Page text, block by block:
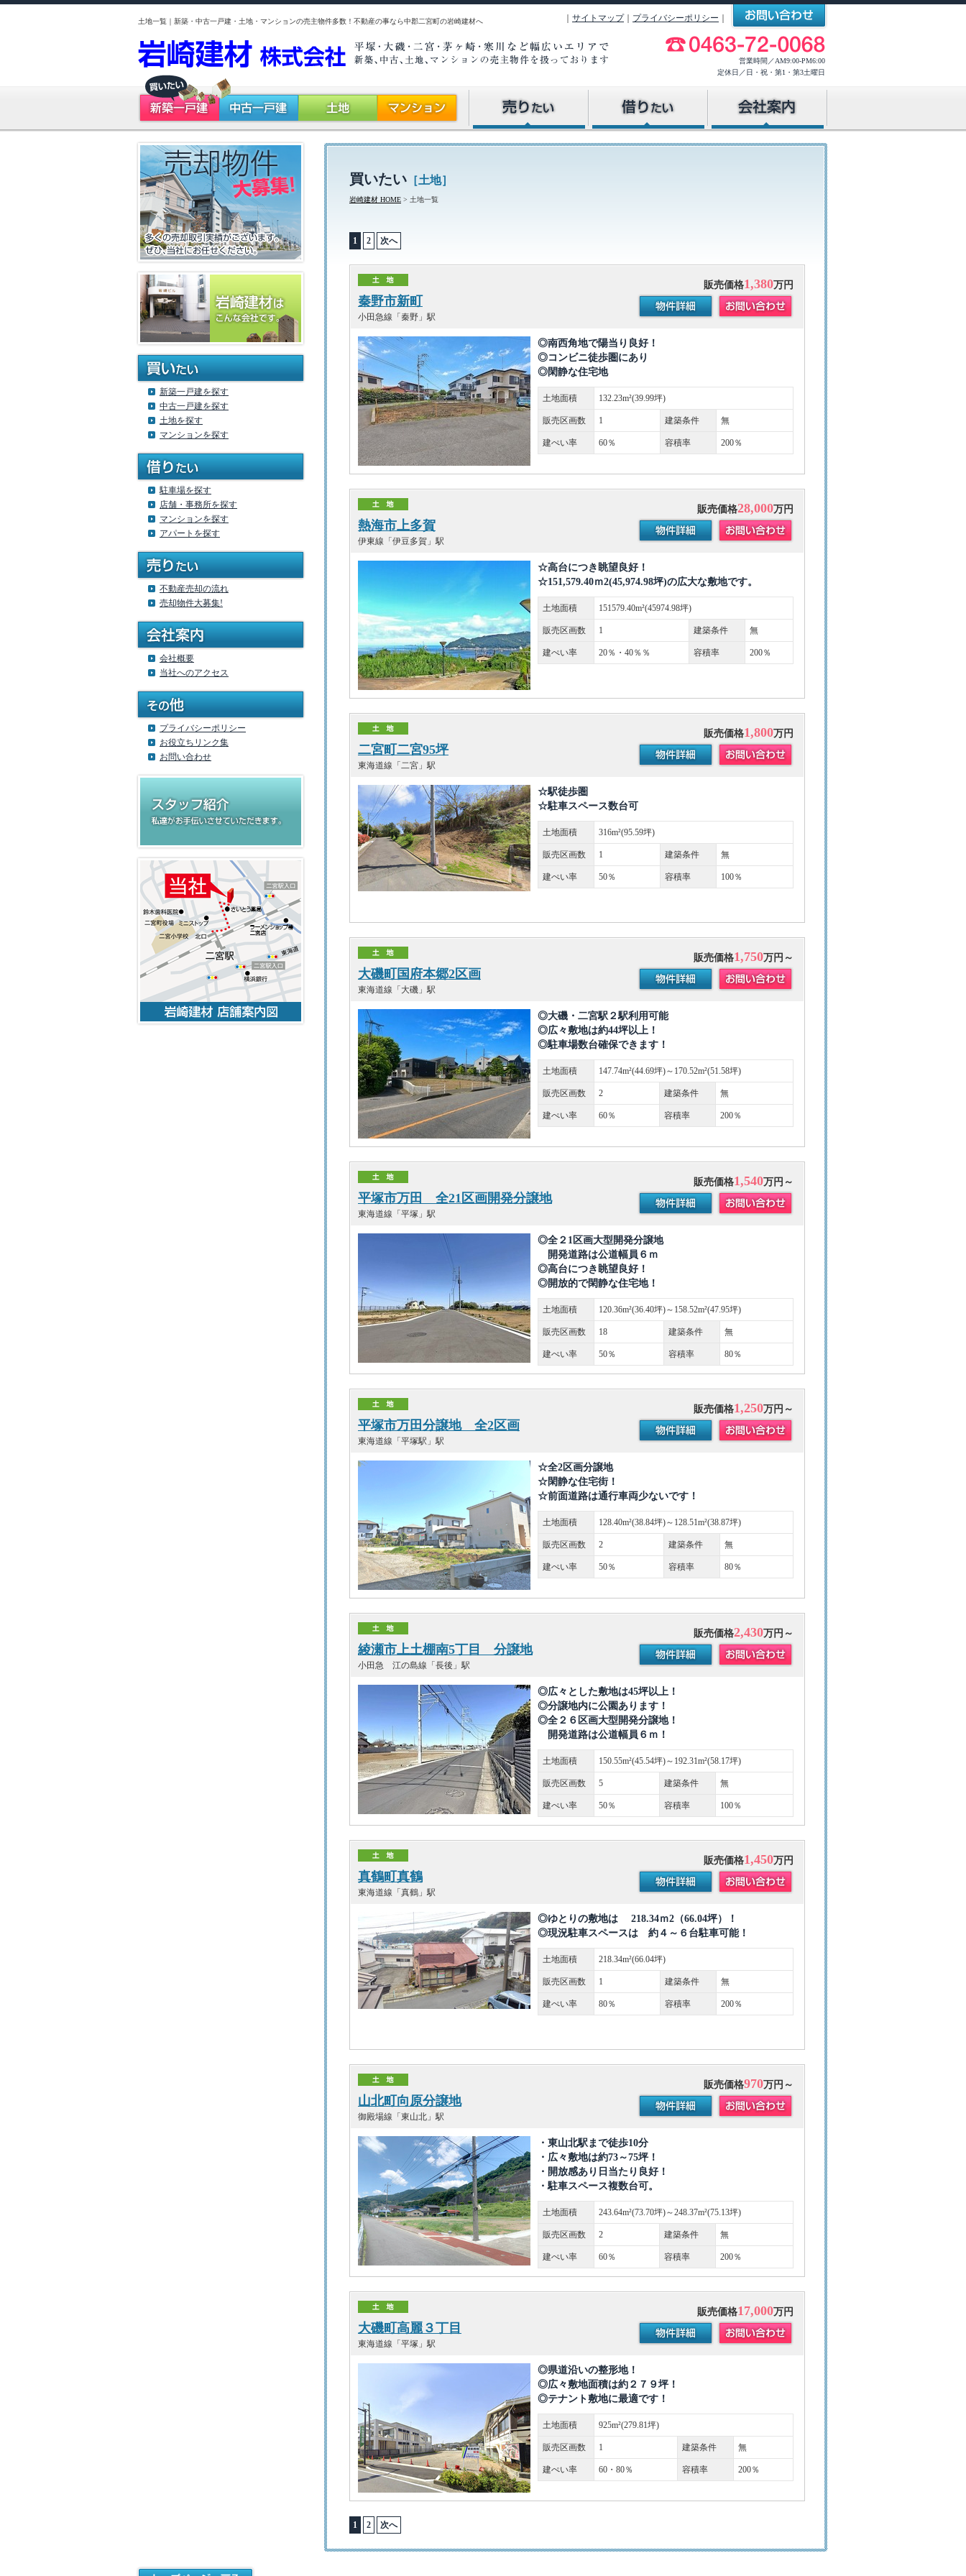
土地一覧｜新築・中古一戸建・土地・マンションの売主物件多数！不動産の事なら中郡二宮町の岩崎建材へ サイトマップ｜ プライバシーポリシー
営業時間／AM9:00-PM6:00
定休日／日・祝・第1・第3土曜日
新築一戸建を探す
中古一戸建を探す
土地を探す
マンションを探す
駐車場を探す
店舗・事務所を探す
マンションを探す
アパートを探す
不動産売却の流れ
売却物件大募集!
会社概要
当社へのアクセス
プライバシーポリシー
お役立ちリンク集
お問い合わせ
買いたい ［土地］
岩崎建材 HOME > 土地一覧
1 2 次へ
秦野市新町
小田急線「秦野」駅
販売価格1,380万円
◎南西角地で陽当り良好！
◎コンビニ徒歩圏にあり
◎閑静な住宅地
土地面積 132.23m²(39.99坪)
販売区画数 1 建築条件 無
建ぺい率 60％ 容積率 200％
熱海市上多賀
伊東線「伊豆多賀」駅
販売価格28,000万円
☆高台につき眺望良好！
☆151,579.40ｍ2(45,974.98坪)の広大な敷地です。
土地面積 151579.40m²(45974.98坪)
販売区画数 1 建築条件 無
建ぺい率 20％・40％％ 容積率 200％
二宮町二宮95坪
東海道線「二宮」駅
販売価格1,800万円
☆駅徒歩圏
☆駐車スペース数台可
土地面積 316m²(95.59坪)
販売区画数 1 建築条件 無
建ぺい率 50％ 容積率 100％
大磯町国府本郷2区画
東海道線「大磯」駅
販売価格1,750万円～
◎大磯・二宮駅２駅利用可能
◎広々敷地は約44坪以上！
◎駐車場数台確保できます！
土地面積 147.74m²(44.69坪)～170.52m²(51.58坪)
販売区画数 2 建築条件 無
建ぺい率 60％ 容積率 200％
平塚市万田 全21区画開発分譲地
東海道線「平塚」駅
販売価格1,540万円～
◎全２1区画大型開発分譲地
開発道路は公道幅員６ｍ
◎高台につき眺望良好！
◎開放的で閑静な住宅地！
土地面積 120.36m²(36.40坪)～158.52m²(47.95坪)
販売区画数 18 建築条件 無
建ぺい率 50％ 容積率 80％
平塚市万田分譲地 全2区画
東海道線「平塚駅」駅
販売価格1,250万円～
☆全2区画分譲地
☆閑静な住宅街！
☆前面道路は通行車両少ないです！
土地面積 128.40m²(38.84坪)～128.51m²(38.87坪)
販売区画数 2 建築条件 無
建ぺい率 50％ 容積率 80％
綾瀬市上土棚南5丁目 分譲地
小田急 江の島線「長後」駅
販売価格2,430万円～
◎広々とした敷地は45坪以上！
◎分譲地内に公園あります！
◎全２６区画大型開発分譲地！
開発道路は公道幅員６ｍ！
土地面積 150.55m²(45.54坪)～192.31m²(58.17坪)
販売区画数 5 建築条件 無
建ぺい率 50％ 容積率 100％
真鶴町真鶴
東海道線「真鶴」駅
販売価格1,450万円
◎ゆとりの敷地は 218.34ｍ2（66.04坪）！
◎現況駐車スペースは 約４～６台駐車可能！
土地面積 218.34m²(66.04坪)
販売区画数 1 建築条件 無
建ぺい率 80％ 容積率 200％
山北町向原分譲地
御殿場線「東山北」駅
販売価格970万円～
・東山北駅まで徒歩10分
・広々敷地は約73～75坪！
・開放感あり日当たり良好！
・駐車スペース複数台可。
土地面積 243.64m²(73.70坪)～248.37m²(75.13坪)
販売区画数 2 建築条件 無
建ぺい率 60％ 容積率 200％
大磯町高麗３丁目
東海道線「平塚」駅
販売価格17,000万円
◎県道沿いの整形地！
◎広々敷地面積は約２７９坪！
◎テナント敷地に最適です！
土地面積 925m²(279.81坪)
販売区画数 1 建築条件 無
建ぺい率 60・80％ 容積率 200％
1 2 次へ